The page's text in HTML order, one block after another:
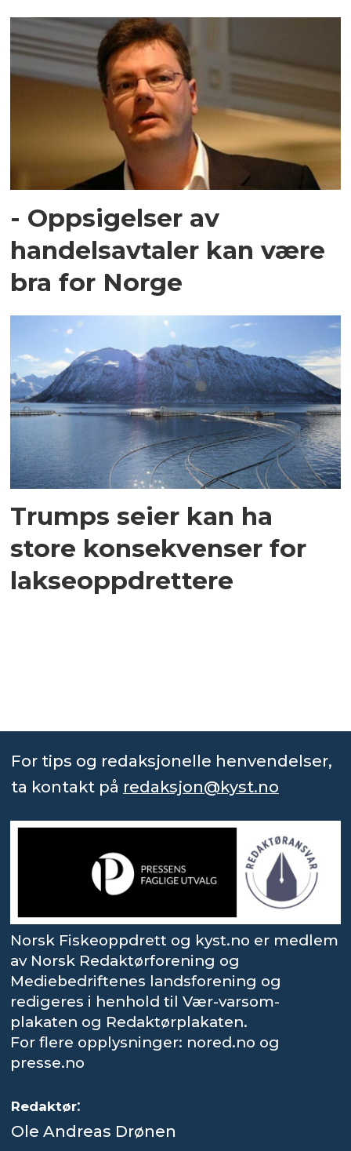
- Oppsigelser av
handelsavtaler kan være
bra for Norge
Trumps seier kan ha
store konsekvenser for
lakseoppdrettere
For tips og redaksjonelle henvendelser,
ta kontakt på redaksjon@kyst.no
Norsk Fiskeoppdrett og kyst.no er medlem
av Norsk Redaktørforening og
Mediebedriftenes landsforening og
redigeres i henhold til Vær-varsom-
plakaten og Redaktørplakaten.
For flere opplysninger: nored.no og
presse.no
Redaktør:
Ole Andreas Drønen